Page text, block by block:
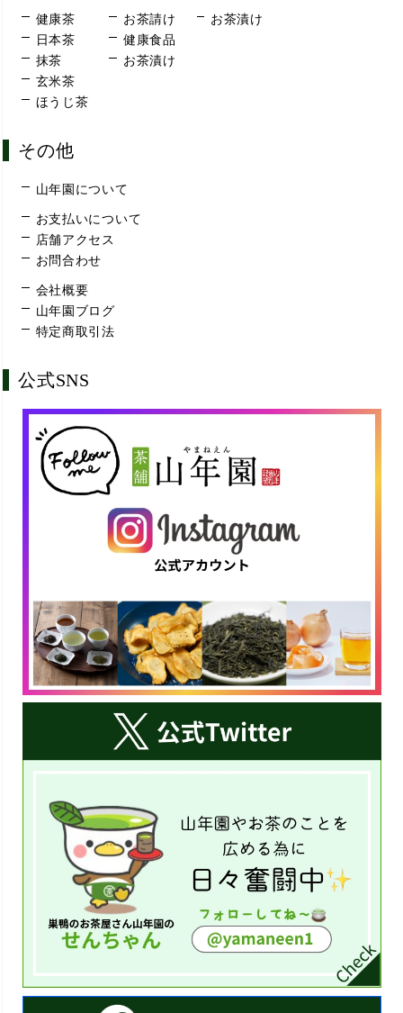
健康茶
日本茶
抹茶
玄米茶
ほうじ茶
お茶請け
健康食品
お茶漬け
お茶漬け
その他
山年園について
お支払いについて
店舗アクセス
お問合わせ
会社概要
山年園ブログ
特定商取引法
公式SNS